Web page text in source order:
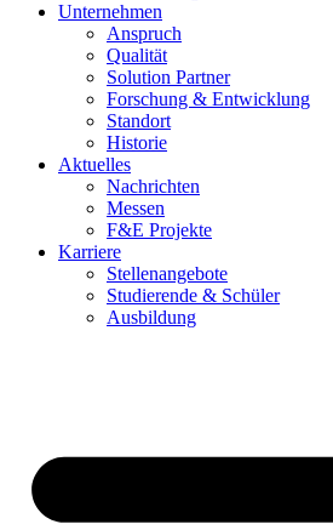
Unternehmen
Anspruch
Qualität
Solution Partner
Forschung & Entwicklung
Standort
Historie
Aktuelles
Nachrichten
Messen
F&E Projekte
Karriere
Stellenangebote
Studierende & Schüler
Ausbildung